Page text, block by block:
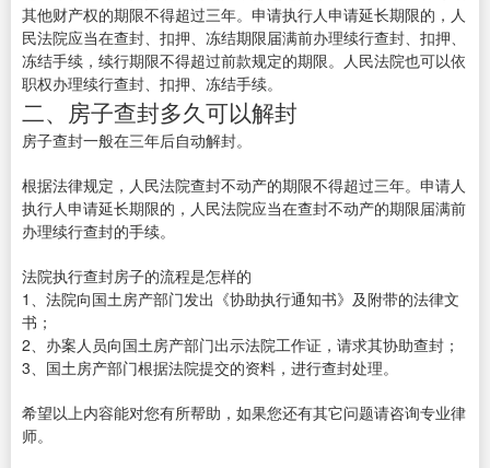
其他财产权的期限不得超过三年。申请执行人申请延长期限的，人
民法院应当在查封、扣押、冻结期限届满前办理续行查封、扣押、
冻结手续，续行期限不得超过前款规定的期限。人民法院也可以依
职权办理续行查封、扣押、冻结手续。
二、房子查封多久可以解封
房子查封一般在三年后自动解封。
根据法律规定，人民法院查封不动产的期限不得超过三年。申请人
执行人申请延长期限的，人民法院应当在查封不动产的期限届满前
办理续行查封的手续。
法院执行查封房子的流程是怎样的
1、法院向国土房产部门发出《协助执行通知书》及附带的法律文
书；
2、办案人员向国土房产部门出示法院工作证，请求其协助查封；
3、国土房产部门根据法院提交的资料，进行查封处理。
希望以上内容能对您有所帮助，如果您还有其它问题请咨询专业律
师。